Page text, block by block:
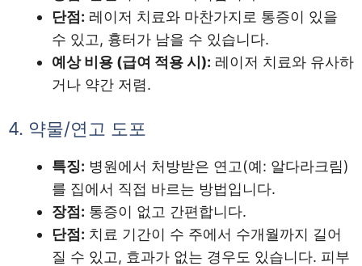
단점: 레이저 치료와 마찬가지로 통증이 있을
수 있고, 흉터가 남을 수 있습니다.
예상 비용 (급여 적용 시): 레이저 치료와 유사하
거나 약간 저렴.
4. 약물/연고 도포
특징: 병원에서 처방받은 연고(예: 알다라크림)
를 집에서 직접 바르는 방법입니다.
장점: 통증이 없고 간편합니다.
단점: 치료 기간이 수 주에서 수개월까지 길어
질 수 있고, 효과가 없는 경우도 있습니다. 피부